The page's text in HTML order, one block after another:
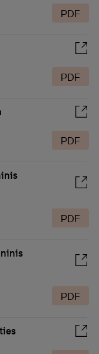
PDF
PDF
PDF
PDF
PDF